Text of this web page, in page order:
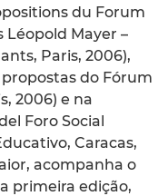
du Forum
Léopold Mayer –
Paris, 2006),
do Fórum
2006) e na
Foro Social
Caracas,
acompanha o
primeira edição,